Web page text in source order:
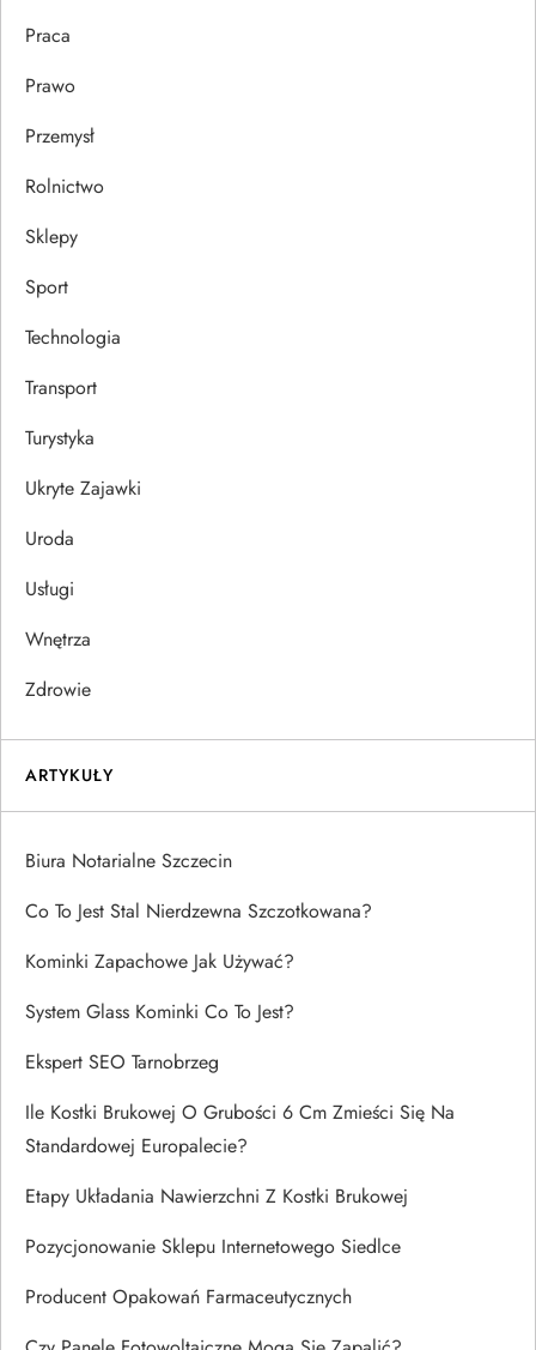
Praca
Prawo
Przemysł
Rolnictwo
Sklepy
Sport
Technologia
Transport
Turystyka
Ukryte Zajawki
Uroda
Usługi
Wnętrza
Zdrowie
ARTYKUŁY
Biura Notarialne Szczecin
Co To Jest Stal Nierdzewna Szczotkowana?
Kominki Zapachowe Jak Używać?
System Glass Kominki Co To Jest?
Ekspert SEO Tarnobrzeg
Ile Kostki Brukowej O Grubości 6 Cm Zmieści Się Na
Standardowej Europalecie?
Etapy Układania Nawierzchni Z Kostki Brukowej
Pozycjonowanie Sklepu Internetowego Siedlce
Producent Opakowań Farmaceutycznych